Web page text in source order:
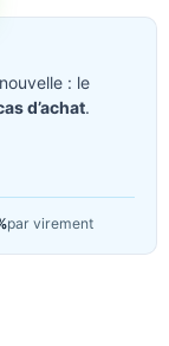
: le
d’achat.
par virement